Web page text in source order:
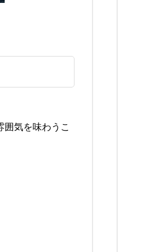
気を味わうこ